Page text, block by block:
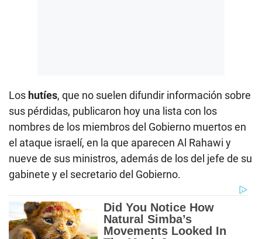
Los hutíes, que no suelen difundir información sobre
sus pérdidas, publicaron hoy una lista con los
nombres de los miembros del Gobierno muertos en
el ataque israelí, en la que aparecen Al Rahawi y
nueve de sus ministros, además de los del jefe de su
gabinete y el secretario del Gobierno.